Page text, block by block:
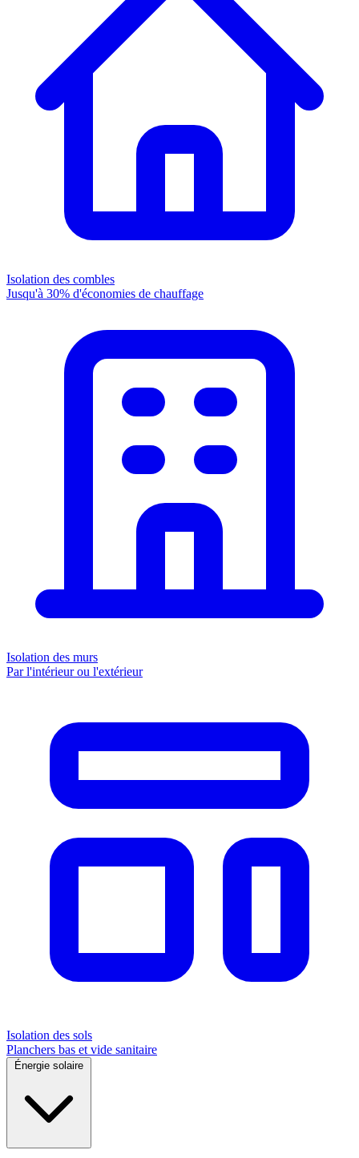
Isolation des combles
Jusqu'à 30% d'économies de chauffage
Isolation des murs
Par l'intérieur ou l'extérieur
Isolation des sols
Planchers bas et vide sanitaire